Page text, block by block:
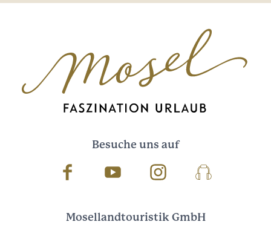
Besuche uns auf
Facebook Youtube InstagramPodcast
Mosellandtouristik GmbH